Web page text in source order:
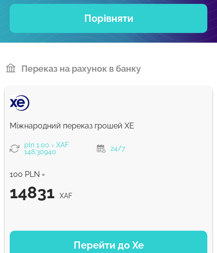
Порівняти
Переказ на рахунок в банку
Міжнародний переказ грошей XE
pln 1.00 = XAF
148.30940
24/7
100 PLN =
14831 XAF
Перейти до Xe
ВАРІАНТИ ОПЛАТИ